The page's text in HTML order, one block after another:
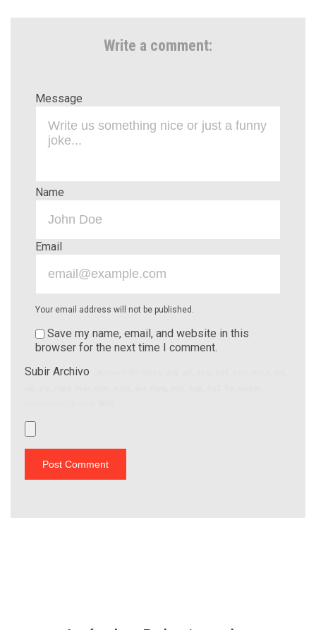
Write a comment:
Message
Name
Email
Your email address will not be published.
Save my name, email, and website in this
browser for the next time I comment.
Subir Archivo